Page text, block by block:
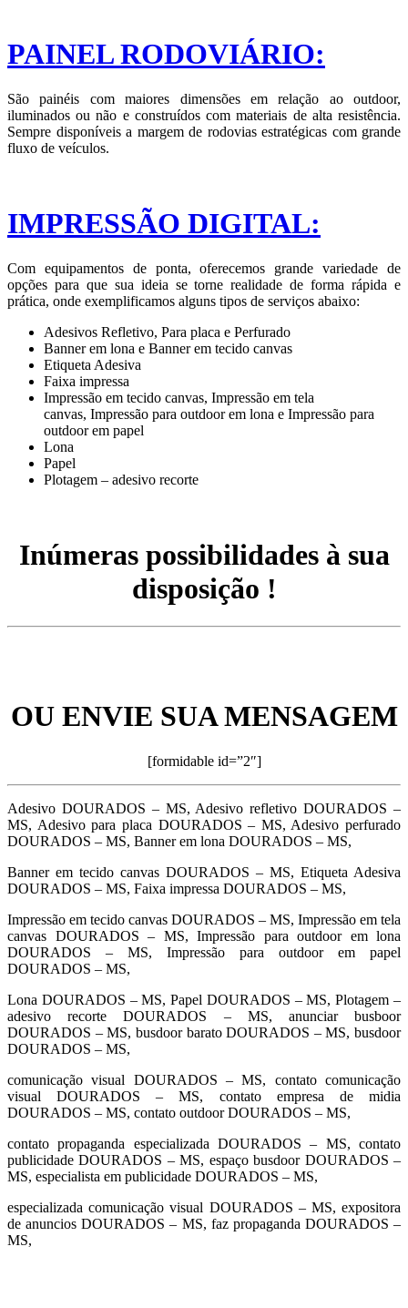
PAINEL RODOVIÁRIO:
São painéis com maiores dimensões em relação ao outdoor,
iluminados ou não e construídos com materiais de alta resistência.
Sempre disponíveis a margem de rodovias estratégicas com grande
fluxo de veículos.
IMPRESSÃO DIGITAL:
Com equipamentos de ponta, oferecemos grande variedade de
opções para que sua ideia se torne realidade de forma rápida e
prática, onde exemplificamos alguns tipos de serviços abaixo:
Adesivos Refletivo, Para placa e Perfurado
Banner em lona e Banner em tecido canvas
Etiqueta Adesiva
Faixa impressa
Impressão em tecido canvas, Impressão em tela
canvas, Impressão para outdoor em lona e Impressão para
outdoor em papel
Lona
Papel
Plotagem – adesivo recorte
Inúmeras possibilidades à sua
disposição !
OU ENVIE SUA MENSAGEM
[formidable id=”2″]
Adesivo DOURADOS – MS, Adesivo refletivo DOURADOS –
MS, Adesivo para placa DOURADOS – MS, Adesivo perfurado
DOURADOS – MS, Banner em lona DOURADOS – MS,
Banner em tecido canvas DOURADOS – MS, Etiqueta Adesiva
DOURADOS – MS, Faixa impressa DOURADOS – MS,
Impressão em tecido canvas DOURADOS – MS, Impressão em tela
canvas DOURADOS – MS, Impressão para outdoor em lona
DOURADOS – MS, Impressão para outdoor em papel
DOURADOS – MS,
Lona DOURADOS – MS, Papel DOURADOS – MS, Plotagem –
adesivo recorte DOURADOS – MS, anunciar busboor
DOURADOS – MS, busdoor barato DOURADOS – MS, busdoor
DOURADOS – MS,
comunicação visual DOURADOS – MS, contato comunicação
visual DOURADOS – MS, contato empresa de midia
DOURADOS – MS, contato outdoor DOURADOS – MS,
contato propaganda especializada DOURADOS – MS, contato
publicidade DOURADOS – MS, espaço busdoor DOURADOS –
MS, especialista em publicidade DOURADOS – MS,
especializada comunicação visual DOURADOS – MS, expositora
de anuncios DOURADOS – MS, faz propaganda DOURADOS –
MS,